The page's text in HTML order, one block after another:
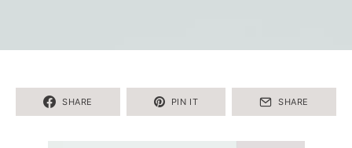
SHARE PIN IT SHARE